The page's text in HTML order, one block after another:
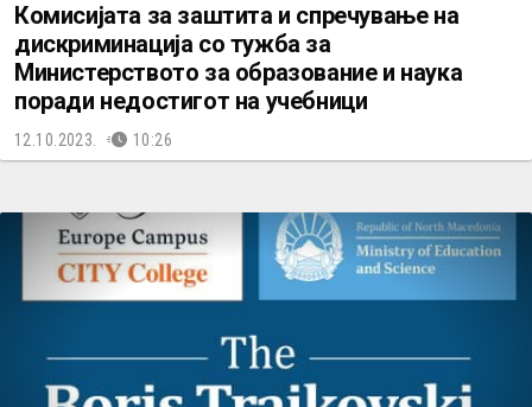
Комисијата за заштита и спречување на
дискриминација со тужба за
Министерството за образование и наука
поради недостигот на учебници
12.10.2023. 10:26